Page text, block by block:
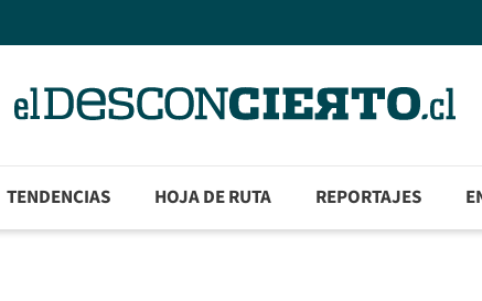
TENDENCIAS HOJA DE RUTA REPORTAJES